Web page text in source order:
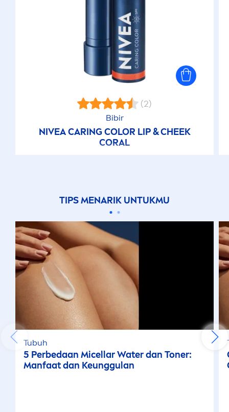
(2)
Bibir
NIVEACARINGCOLOR LIP& CHEEK
CORAL
TIPSMENARIK UNTUKMU
Tubuh
5 Perbedaan Micellar Water dan Toner:
Manfaat dan Keunggulan